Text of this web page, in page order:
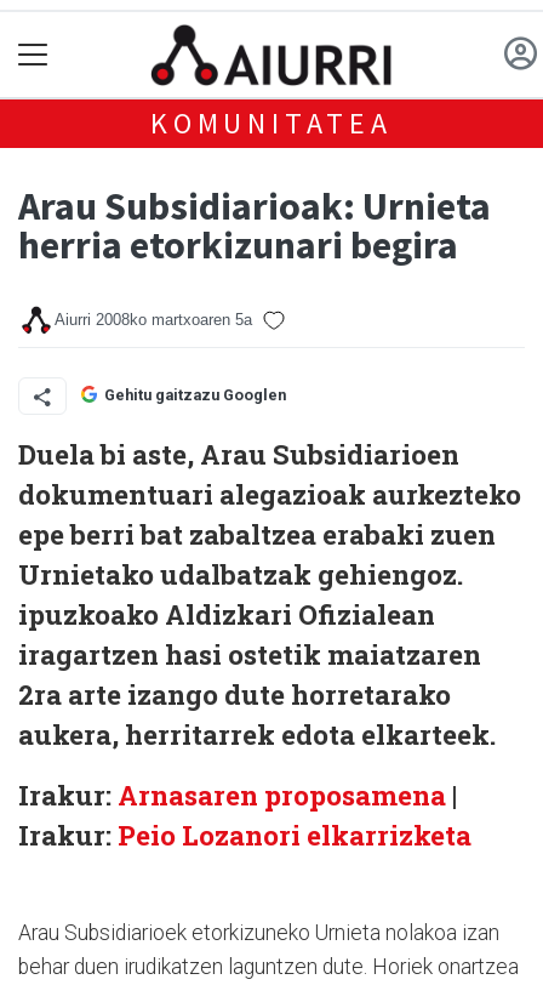
KOMUNITATEA
Arau Subsidiarioak: Urnieta
herria etorkizunari begira
Aiurri 2008ko martxoaren 5a
Gehitu gaitzazu Googlen
Duela bi aste, Arau Subsidiarioen
dokumentuari alegazioak aurkezteko
epe berri bat zabaltzea erabaki zuen
Urnietako udalbatzak gehiengoz.
ipuzkoako Aldizkari Ofizialean
iragartzen hasi ostetik maiatzaren
2ra arte izango dute horretarako
aukera, herritarrek edota elkarteek.
Irakur: Arnasaren proposamena |
Irakur: Peio Lozanori elkarrizketa
Arau Subsidiarioek etorkizuneko Urnieta nolakoa izan
behar duen irudikatzen laguntzen dute. Horiek onartzea